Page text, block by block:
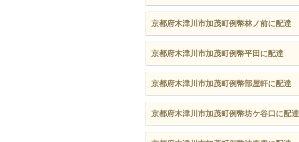
京都府木津川市加茂町例幣林ノ前に配達
京都府木津川市加茂町例幣平田に配達
京都府木津川市加茂町例幣部屋軒に配達
京都府木津川市加茂町例幣坊ケ谷口に配達